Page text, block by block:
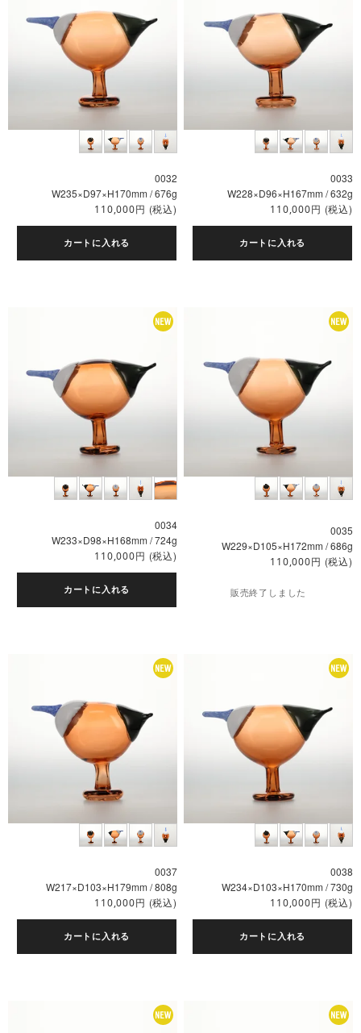
0032
W235×D97×H170mm / 676g
110,000円 (税込)
カートに入れる
0033
W228×D96×H167mm / 632g
110,000円 (税込)
カートに入れる
0034
W233×D98×H168mm / 724g
110,000円 (税込)
カートに入れる
0035
W229×D105×H172mm / 686g
110,000円 (税込)
販売終了しました
0037
W217×D103×H179mm / 808g
110,000円 (税込)
カートに入れる
0038
W234×D103×H170mm / 730g
110,000円 (税込)
カートに入れる